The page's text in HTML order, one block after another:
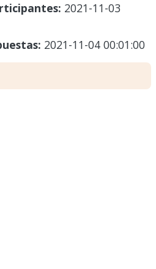
2021-11-03
2021-11-04 00:01:00